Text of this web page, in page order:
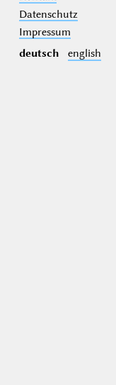
Datenschutz
Impressum
deutsch
english